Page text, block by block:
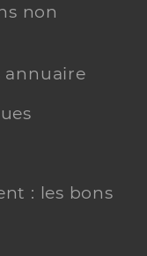
non
annuaire
: les bons